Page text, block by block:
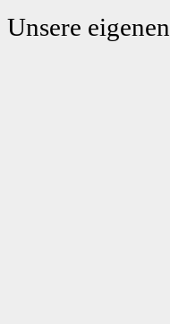
Unsere